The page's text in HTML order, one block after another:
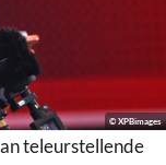
© XPBimages
teleurstellende